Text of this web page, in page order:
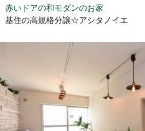
赤いドアの和モダンのお家
基住の高規格分譲☆アシタノイエ